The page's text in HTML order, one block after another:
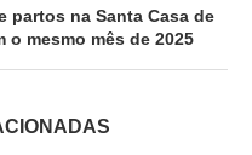
partos na Santa Casa de
o mesmo mês de 2025